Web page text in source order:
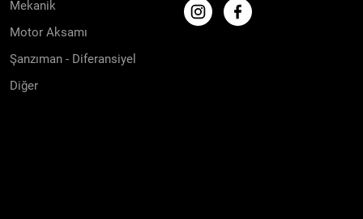
Mekanik
Motor Aksamı
Şanzıman - Diferansiyel
Diğer